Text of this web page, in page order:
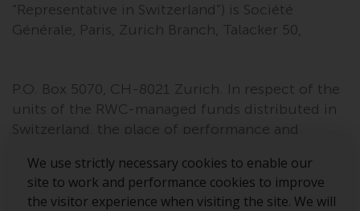
We use strictly necessary cookies to enable our
site to work and performance cookies to improve
the visitor experience when visiting the site. We will
“Representative in Switzerland”) is Société
Générale, Paris, Zurich Branch, Talacker 50,
P.O. Box 5070, CH-8021 Zurich. In respect of the
units of the RWC-managed funds distributed in
Switzerland, the place of performance and
Representative in Switzerland.